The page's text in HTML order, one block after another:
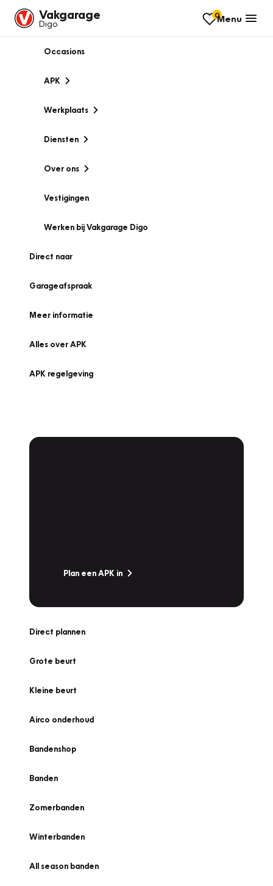
Vakgarage
Digo
0Menu
Occasions
APK
Werkplaats
Diensten
Over ons
Vestigingen
Werken bij Vakgarage Digo
Direct naar
Garageafspraak
Meer informatie
Alles over APK
APK regelgeving
Plan een APK in
Direct plannen
Grote beurt
Kleine beurt
Airco onderhoud
Bandenshop
Banden
Zomerbanden
Winterbanden
All season banden